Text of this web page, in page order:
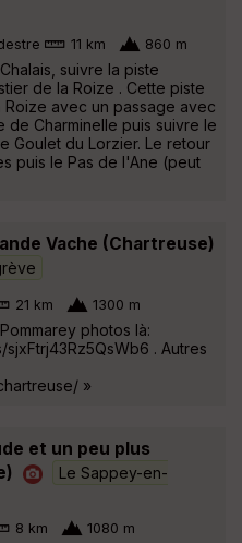
11 km 860 m
suivre la piste
de la Roize . Cette piste
avec un passage avec
de Charminelle puis suivre le
Goulet du Lorzier. Le retour
puis le Pas de l'Ane (peut
Vache (Chartreuse)
21 km 1300 m
photos là:
. Autres
»
et un peu plus
Le Sappey-en-
8 km 1080 m